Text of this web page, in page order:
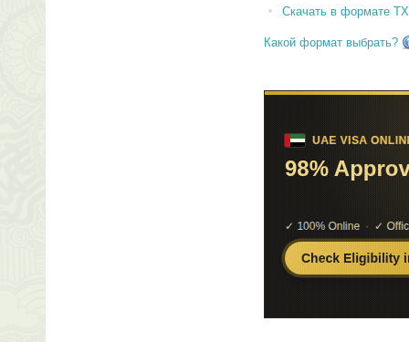
Скачать в формате
Какой формат выбрать?